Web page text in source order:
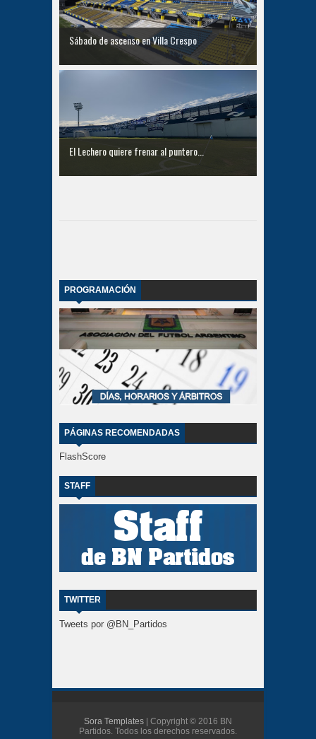
Sábado de ascenso en Villa Crespo
El Lechero quiere frenar al puntero...
PROGRAMACIÓN
PÁGINAS RECOMENDADAS
FlashScore
STAFF
TWITTER
Tweets por @BN_Partidos
Sora Templates | Copyright © 2016 BN
Partidos. Todos los derechos reservados.